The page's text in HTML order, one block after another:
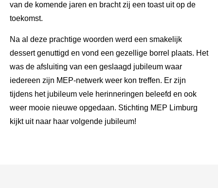
van de komende jaren en bracht zij een toast uit op de
toekomst.
Na al deze prachtige woorden werd een smakelijk
dessert genuttigd en vond een gezellige borrel plaats. Het
was de afsluiting van een geslaagd jubileum waar
iedereen zijn MEP-netwerk weer kon treffen. Er zijn
tijdens het jubileum vele herinneringen beleefd en ook
weer mooie nieuwe opgedaan. Stichting MEP Limburg
kijkt uit naar haar volgende jubileum!